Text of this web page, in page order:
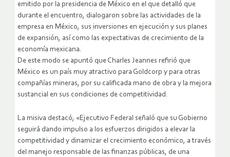
emitido por la presidencia de México en el que detalló que
durante el encuentro, dialogaron sobre las actividades de la
empresa en México, sus inversiones en ejecución y sus planes
de expansión, así como las expectativas de crecimiento de la
economía mexicana.
De este modo se apuntó que Charles Jeannes refirió que
México es un país muy atractivo para Goldcorp y para otras
compañías mineras, por su calificada mano de obra y la mejora
sustancial en sus condiciones de competitividad.
La misiva destacó; «Ejecutivo Federal señaló que su Gobierno
seguirá dando impulso a los esfuerzos dirigidos a elevar la
competitividad y dinamizar el crecimiento económico, a través
del manejo responsable de las finanzas públicas, de una